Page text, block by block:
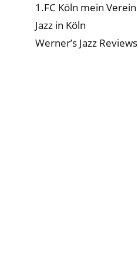
1.FC Köln mein Verein
Jazz in Köln
Werner’s Jazz Reviews